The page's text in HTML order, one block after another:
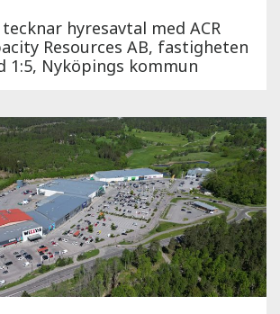
hyresavtal med ACR
Resources AB, fastigheten
1:5, Nyköpings kommun